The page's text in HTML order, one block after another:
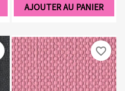
AJOUTER AU PANIER
favorite_border